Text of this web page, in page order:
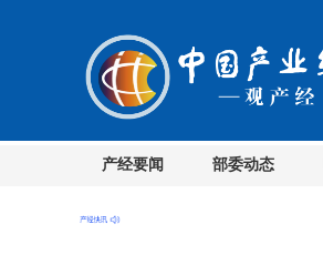
产经要闻 部委动态